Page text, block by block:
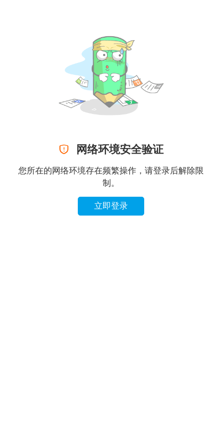
 网络环境安全验证
您所在的网络环境存在频繁操作，请登录后解除限
制。
立即登录